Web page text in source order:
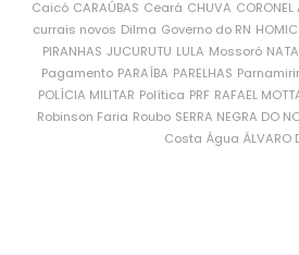
Caicó CARAÚBAS Ceará CHUVA CORONEL
currais novos Dilma Governo do RN
PIRANHAS JUCURUTU LULA Mossoró
Pagamento PARAÍBA PARELHAS
POLÍCIA MILITAR Política PRF RAFAEL
Robinson Faria Roubo SERRA NEGRA DO
Costa Água ÁLVARO